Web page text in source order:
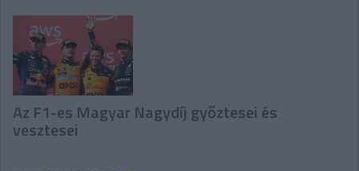
Az F1-es Magyar Nagydíj győztesei és
vesztesei